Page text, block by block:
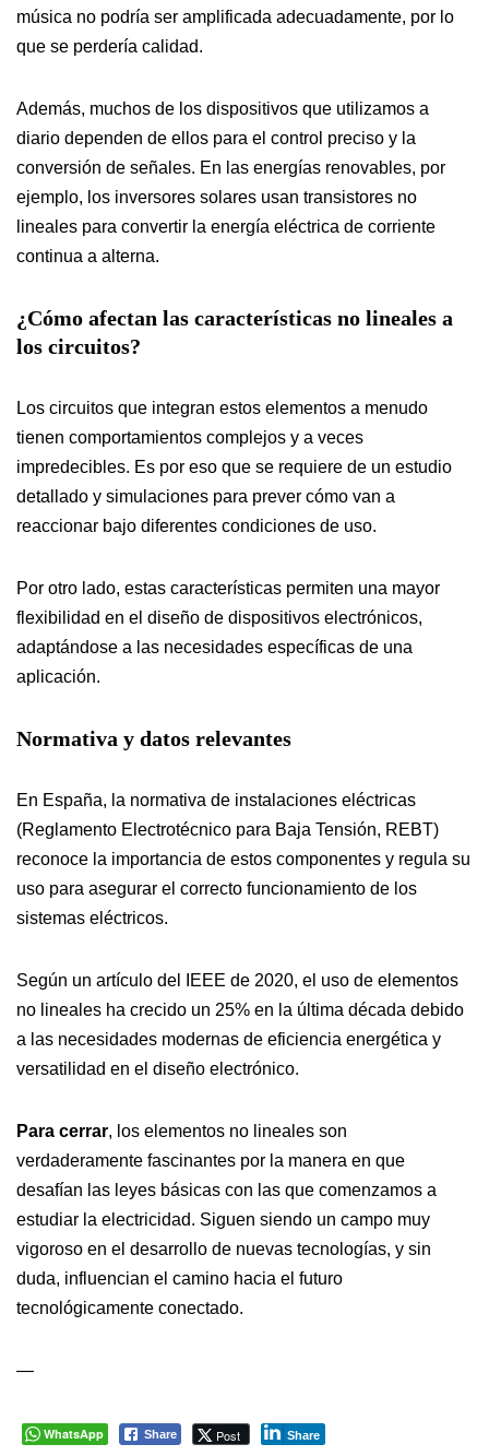
música no podría ser amplificada adecuadamente, por lo
que se perdería calidad.
Además, muchos de los dispositivos que utilizamos a
diario dependen de ellos para el control preciso y la
conversión de señales. En las energías renovables, por
ejemplo, los inversores solares usan transistores no
lineales para convertir la energía eléctrica de corriente
continua a alterna.
¿Cómo afectan las características no lineales a
los circuitos?
Los circuitos que integran estos elementos a menudo
tienen comportamientos complejos y a veces
impredecibles. Es por eso que se requiere de un estudio
detallado y simulaciones para prever cómo van a
reaccionar bajo diferentes condiciones de uso.
Por otro lado, estas características permiten una mayor
flexibilidad en el diseño de dispositivos electrónicos,
adaptándose a las necesidades específicas de una
aplicación.
Normativa y datos relevantes
En España, la normativa de instalaciones eléctricas
(Reglamento Electrotécnico para Baja Tensión, REBT)
reconoce la importancia de estos componentes y regula su
uso para asegurar el correcto funcionamiento de los
sistemas eléctricos.
Según un artículo del IEEE de 2020, el uso de elementos
no lineales ha crecido un 25% en la última década debido
a las necesidades modernas de eficiencia energética y
versatilidad en el diseño electrónico.
Para cerrar, los elementos no lineales son
verdaderamente fascinantes por la manera en que
desafían las leyes básicas con las que comenzamos a
estudiar la electricidad. Siguen siendo un campo muy
vigoroso en el desarrollo de nuevas tecnologías, y sin
duda, influencian el camino hacia el futuro
tecnológicamente conectado.
—
WhatsApp Share Post Share